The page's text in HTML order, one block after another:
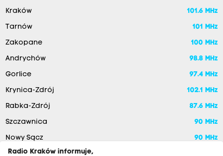
Kraków 101.6 MHz
Tarnów 101 MHz
Zakopane 100 MHz
Andrychów 98.8 MHz
Gorlice 97.4 MHz
Krynica-Zdrój 102.1 MHz
Rabka-Zdrój 87.6 MHz
Szczawnica 90 MHz
Nowy Sącz 90 MHz
Radio Kraków informuje,